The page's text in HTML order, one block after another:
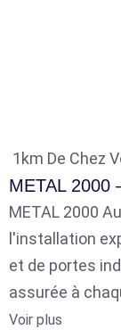
1km De Chez
METAL 2000
METAL 2000
l'installation
et de portes
assurée à
Voir plus